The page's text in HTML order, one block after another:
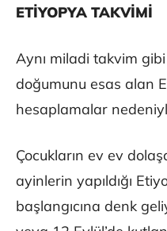
ETİYOPYA TAKVİMİ
Aynı miladi takvim gibi
doğumunu esas alan
hesaplamalar
Çocukların ev ev
ayinlerin yapıldığı
başlangıcına denk